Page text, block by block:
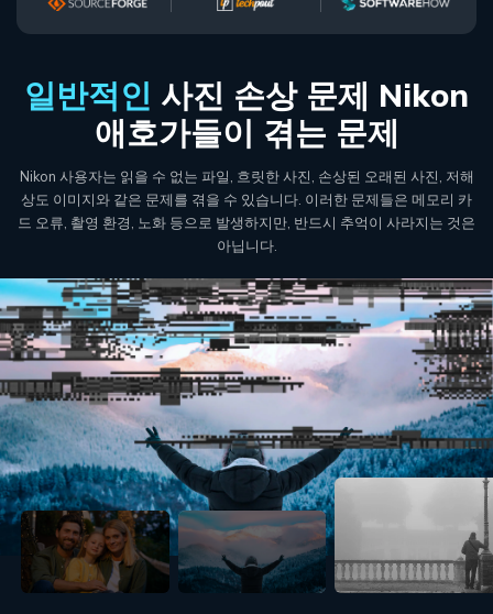
Repairit - 데이터 복구
UBackit - 데이터 백업
일반적인 사진 손상 문제 Nikon
애호가들이 겪는 문제
Nikon 사용자는 읽을 수 없는 파일, 흐릿한 사진, 손상된 오래된 사진, 저해
상도 이미지와 같은 문제를 겪을 수 있습니다. 이러한 문제들은 메모리 카
드 오류, 촬영 환경, 노화 등으로 발생하지만, 반드시 추억이 사라지는 것은
아닙니다.